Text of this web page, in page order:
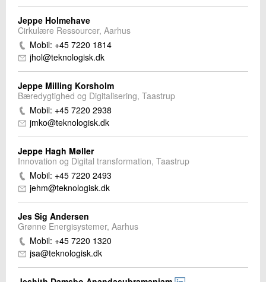
Jeppe Holmehave
Cirkulære Ressourcer, Aarhus
Mobil: +45 7220 1814
jhol@teknologisk.dk
Jeppe Milling Korsholm
Bæredygtighed og Digitalisering, Taastrup
Mobil: +45 7220 2938
jmko@teknologisk.dk
Jeppe Hagh Møller
Innovation og Digital transformation, Taastrup
Mobil: +45 7220 2493
jehm@teknologisk.dk
Jes Sig Andersen
Grønne Energisystemer, Aarhus
Mobil: +45 7220 1320
jsa@teknologisk.dk